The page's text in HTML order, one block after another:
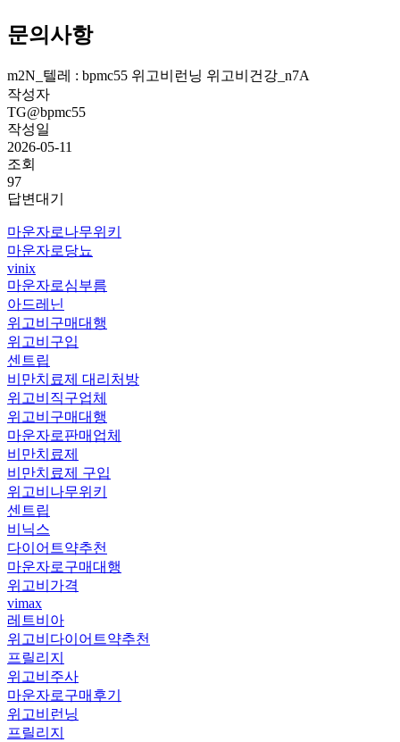
문의사항
m2N_텔레 : bpmc55 위고비런닝 위고비건강_n7A
작성자
TG@bpmc55
작성일
2026-05-11
조회
97
답변대기
마운자로나무위키
마운자로당뇨
vinix
마운자로심부름
아드레닌
위고비구매대행
위고비구입
센트립
비만치료제 대리처방
위고비직구업체
위고비구매대행
마운자로판매업체
비만치료제
비만치료제 구입
위고비나무위키
센트립
비닉스
다이어트약추천
마운자로구매대행
위고비가격
vimax
레트비아
위고비다이어트약추천
프릴리지
위고비주사
마운자로구매후기
위고비런닝
프릴리지